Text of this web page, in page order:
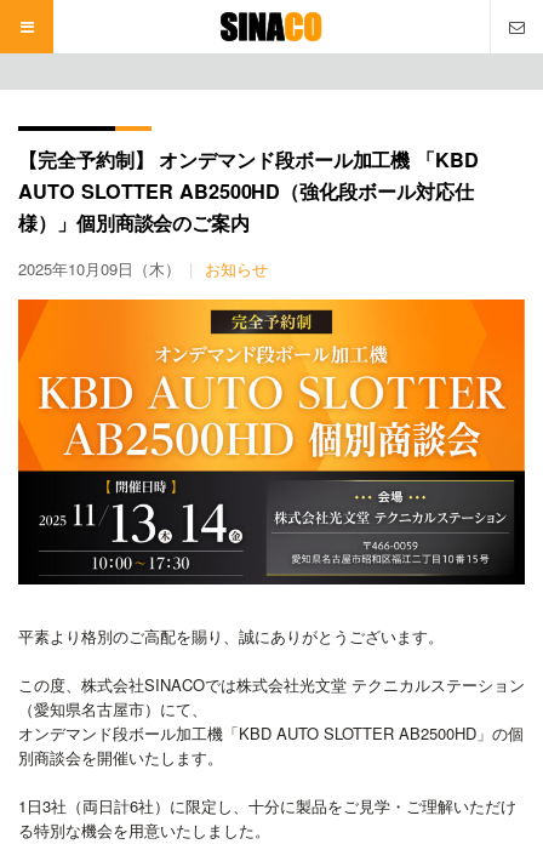
へ
【完全予約制】 オンデマンド段ボール加工機 「KBD
AUTO SLOTTER AB2500HD（強化段ボール対応仕
様）」個別商談会のご案内
2025年10月09日（木） お知らせ
平素より格別のご高配を賜り、誠にありがとうございます。
この度、株式会社SINACOでは株式会社光文堂 テクニカルステーション
（愛知県名古屋市）にて、
オンデマンド段ボール加工機「KBD AUTO SLOTTER AB2500HD」の個
別商談会を開催いたします。
1日3社（両日計6社）に限定し、十分に製品をご見学・ご理解いただけ
る特別な機会を用意いたしました。